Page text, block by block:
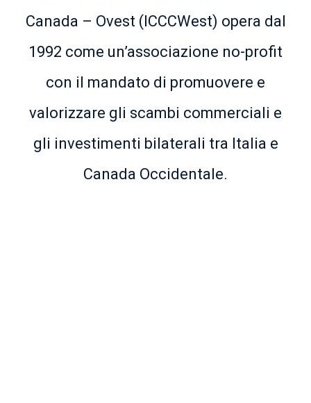
Canada – Ovest (ICCCWest) opera dal
1992 come un’associazione no-profit
con il mandato di promuovere e
valorizzare gli scambi commerciali e
gli investimenti bilaterali tra Italia e
Canada Occidentale.